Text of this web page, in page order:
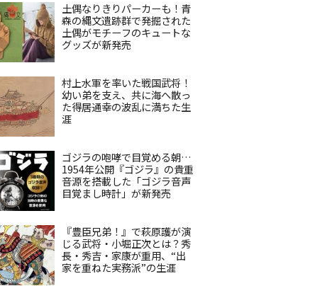
土偶なりきりパーカーも！青
森の縄文遺跡群で発掘された
土偶がモチーフのキュートな
グッズが新発売
村上水軍を率いた戦国武将！
幼い弟を支え、共に海へ散っ
た得居通幸の波乱に満ちた生
涯
ゴジラの咆哮で目覚める朝…
1954年公開『ゴジラ』の貴重
音源を搭載した「ゴジラ音声
目覚まし時計」が新発売
『豊臣兄弟！』で萩原護が演
じる武将・小堀正次とは？秀
長・秀吉・家康が重用、“出
家を重ねた実務派”の生涯